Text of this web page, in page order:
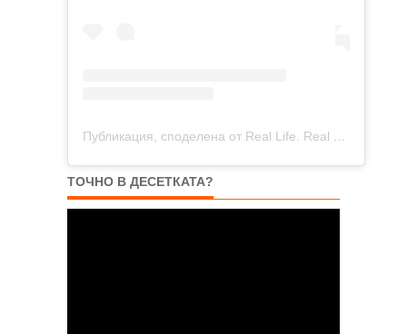
Публикация, споделена от Real Life. Real News. 🇺🇸 (@angnews)
ТОЧНО В ДЕСЕТКАТА?